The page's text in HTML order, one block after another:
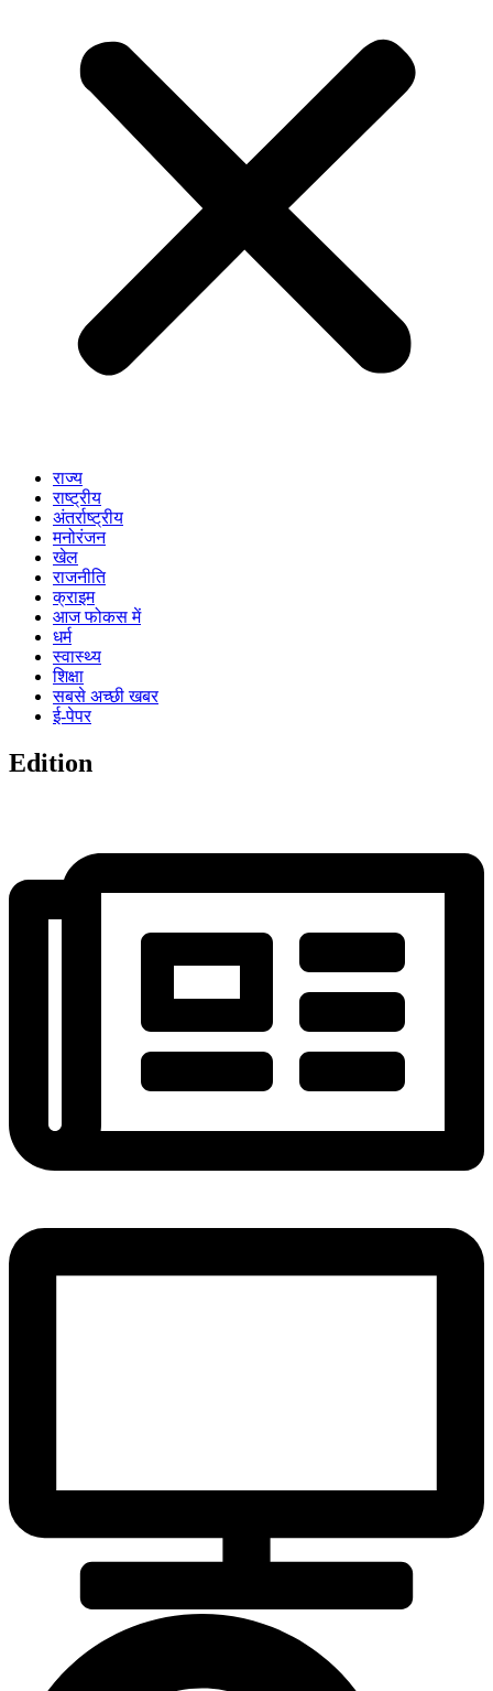
राज्य
राष्ट्रीय
अंतर्राष्ट्रीय
मनोरंजन
खेल
राजनीति
क्राइम
आज फोकस में
धर्म
स्वास्थ्य
शिक्षा
सबसे अच्छी खबर
ई-पेपर
Edition